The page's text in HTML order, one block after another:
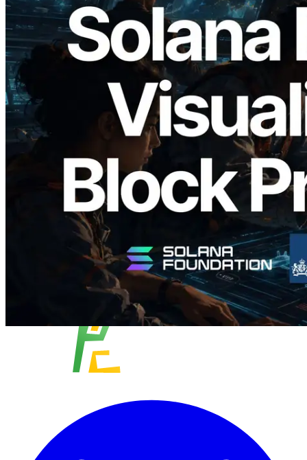
2026.05.24
Validators Solutions Meluncurkan Solana
Block Analyzer — Memvisualisasikan
Waktu Produksi Blok per Slot dan
Validator yang Ditugaskan